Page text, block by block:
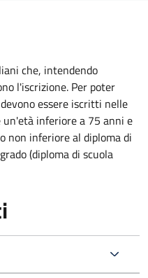
che, intendendo
l'iscrizione. Per poter
essere iscritti nelle
inferiore a 75 anni e
non inferiore al diploma di
(diploma di scuola